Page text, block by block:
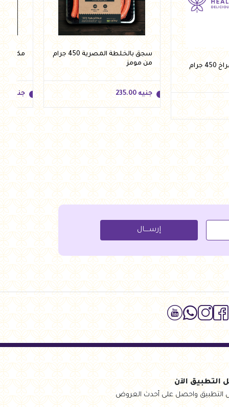
لانشون طبيعي فراخ 450 جرام
سجق بالخلطة المصرية 450 جرام
من مومز
جنيه 235.00
جنيه 235.00
أضف للسلة
مكعبات لحم 450
جنيه
جنيه
إرســــال
التطبيق الآن
التطبيق واحصل على أحدث العروض